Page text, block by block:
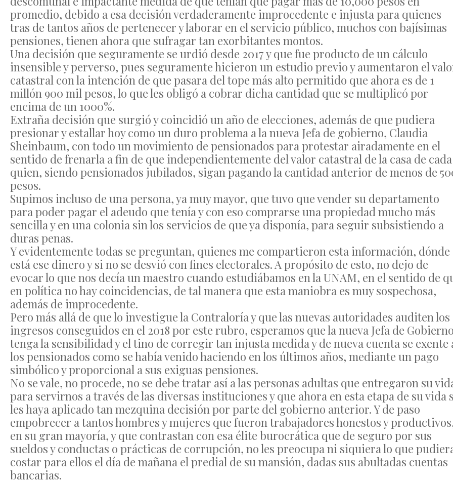
promedio, debido a esa decisión verdaderamente improcedente e injusta para quienes
tras de tantos años de pertenecer y laborar en el servicio público, muchos con bajísimas
pensiones, tienen ahora que sufragar tan exorbitantes montos.
Una decisión que seguramente se urdió desde 2017 y que fue producto de un cálculo
insensible y perverso, pues seguramente hicieron un estudio previo y aumentaron el
catastral con la intención de que pasara del tope más alto permitido que ahora es de 1
millón 900 mil pesos, lo que les obligó a cobrar dicha cantidad que se multiplicó por
encima de un 1000%.
Extraña decisión que surgió y coincidió un año de elecciones, además de que pudiera
presionar y estallar hoy como un duro problema a la nueva Jefa de gobierno, Claudia
Sheinbaum, con todo un movimiento de pensionados para protestar airadamente en el
sentido de frenarla a fin de que independientemente del valor catastral de la casa de cada
quien, siendo pensionados jubilados, sigan pagando la cantidad anterior de menos de
pesos.
Supimos incluso de una persona, ya muy mayor, que tuvo que vender su departamento
para poder pagar el adeudo que tenía y con eso comprarse una propiedad mucho más
sencilla y en una colonia sin los servicios de que ya disponía, para seguir subsistiendo a
duras penas.
Y evidentemente todas se preguntan, quienes me compartieron esta información, dónde
está ese dinero y si no se desvió con fines electorales. A propósito de esto, no dejo de
evocar lo que nos decía un maestro cuando estudiábamos en la UNAM, en el sentido de
en política no hay coincidencias, de tal manera que esta maniobra es muy sospechosa,
además de improcedente.
Pero más allá de que lo investigue la Contraloría y que las nuevas autoridades auditen los
ingresos conseguidos en el 2018 por este rubro, esperamos que la nueva Jefa de
tenga la sensibilidad y el tino de corregir tan injusta medida y de nueva cuenta se exente
los pensionados como se había venido haciendo en los últimos años, mediante un pago
simbólico y proporcional a sus exiguas pensiones.
No se vale, no procede, no se debe tratar así a las personas adultas que entregaron su
para servirnos a través de las diversas instituciones y que ahora en esta etapa de su vida
les haya aplicado tan mezquina decisión por parte del gobierno anterior. Y de paso
empobrecer a tantos hombres y mujeres que fueron trabajadores honestos y
en su gran mayoría, y que contrastan con esa élite burocrática que de seguro por sus
sueldos y conductas o prácticas de corrupción, no les preocupa ni siquiera lo que
costar para ellos el día de mañana el predial de su mansión, dadas sus abultadas cuentas
bancarias.